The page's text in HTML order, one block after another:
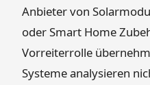
Anbieter von
oder Smart Home
Vorreiterrolle
Systeme analysieren